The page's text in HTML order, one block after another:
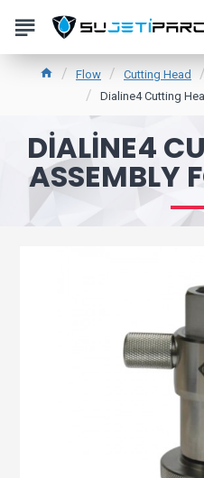
Flow Cutting Head
Dialine4 Cutting
DIALINE4
ASSEMBLY